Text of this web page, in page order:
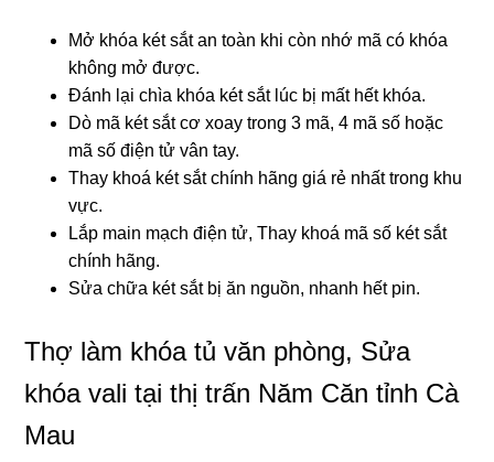
Mở khóa két sắt an toàn khi còn nhớ mã có khóa
không mở được.
Đánh lại chìa khóa két sắt lúc bị mất hết khóa.
Dò mã két sắt cơ xoay trong 3 mã, 4 mã số hoặc
mã số điện tử vân tay.
Thay khoá két sắt chính hãng giá rẻ nhất trong khu
vực.
Lắp main mạch điện tử, Thay khoá mã số két sắt
chính hãng.
Sửa chữa két sắt bị ăn nguồn, nhanh hết pin.
Thợ làm khóa tủ văn phòng, Sửa
khóa vali tại thị trấn Năm Căn tỉnh Cà
Mau